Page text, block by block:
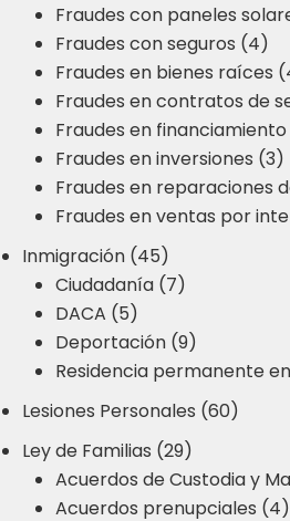
Fraudes con paneles
Fraudes con seguros (4)
Fraudes en bienes raíces
Fraudes en contratos de
Fraudes en
Fraudes en inversiones (3)
Fraudes en reparaciones
Fraudes en ventas por
Inmigración (45)
Ciudadanía (7)
DACA (5)
Deportación (9)
Residencia permanente en
Lesiones Personales (60)
Ley de Familias (29)
Acuerdos de Custodia y
Acuerdos prenupciales (4)